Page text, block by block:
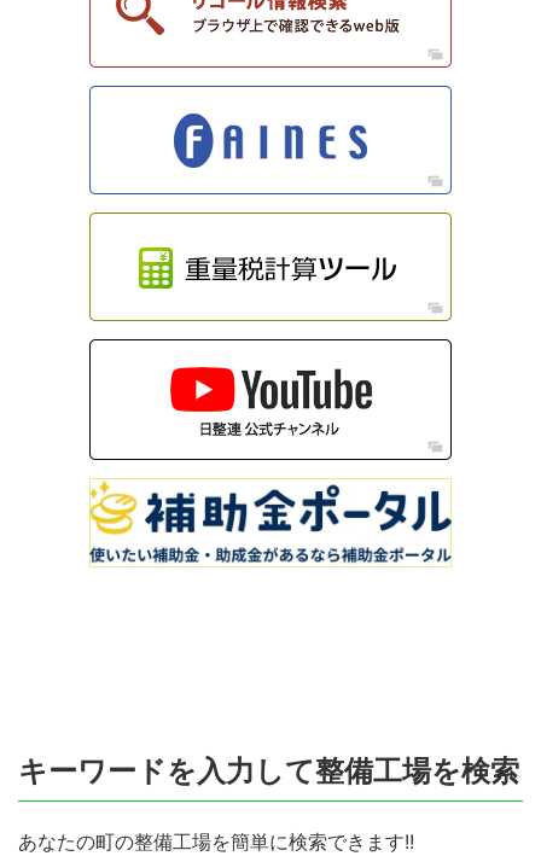
キーワードを入力して整備工場を検索
あなたの町の整備工場を簡単に検索できます!!